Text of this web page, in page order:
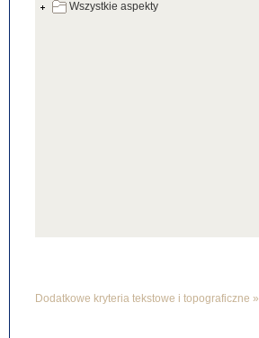
Wszystkie aspekty
Dodatkowe kryteria tekstowe i topograficzne »